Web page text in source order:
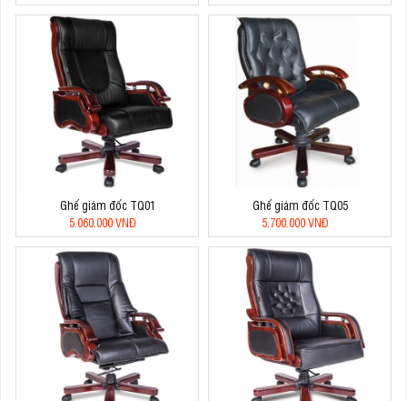
Ghế giám đốc TQ01
5.060.000 VNĐ
Ghế giám đốc TQ05
5.700.000 VNĐ